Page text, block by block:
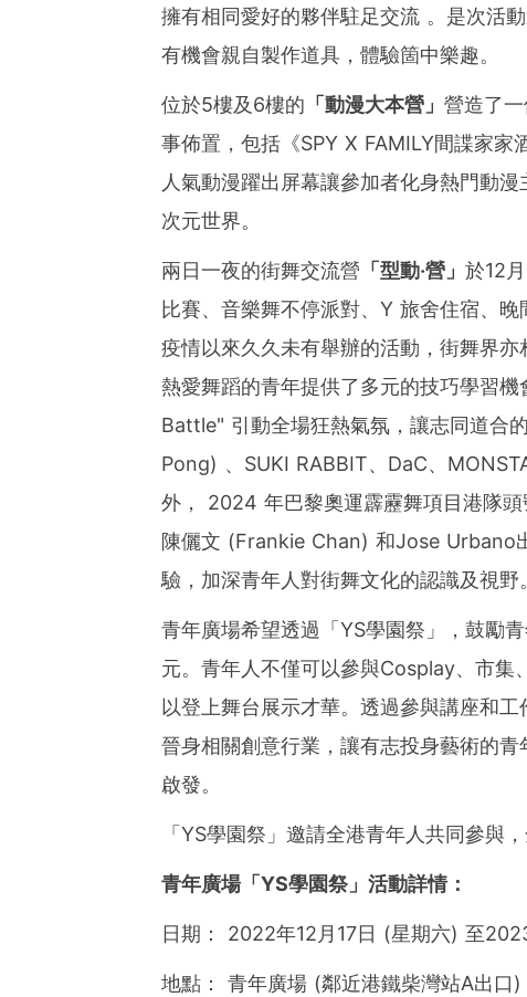
擁有相同愛好的夥伴駐足交流 。是次活
有機會親自製作道具，體驗箇中樂趣。
位於5樓及6樓的 「動漫大本營」 營造了
事佈置，包括《SPY X FAMILY間諜家家
人氣動漫躍出屏幕讓參加者化身熱門動
次元世界。
兩日一夜的街舞交流營 「型動‧營」 於12
比賽、音樂舞不停派對、Y 旅舍住宿、
疫情以來久久未有舉辦的活動，街舞界
熱愛舞蹈的青年提供了多元的技巧學習
Battle" 引動全場狂熱氣氛，讓志同道合
Pong) 、SUKI RABBIT、DaC、
外， 2024 年巴黎奧運霹靂舞項目港隊
陳儷文 (Frankie Chan) 和Jose Urbano
驗，加深青年人對街舞文化的認識及視野。
青年廣場希望透過「YS學園祭」，鼓勵
元。青年人不僅可以參與Cosplay、市集
以登上舞台展示才華。透過參與講座和
晉身相關創意行業，讓有志投身藝術的
啟發。
「YS學園祭」邀請全港青年人共同參與
青年廣場「 YS學園祭」活動詳情：
日期： 2022年12月17日 (星期六) 至
地點： 青年廣場 (鄰近港鐵柴灣站A出口)